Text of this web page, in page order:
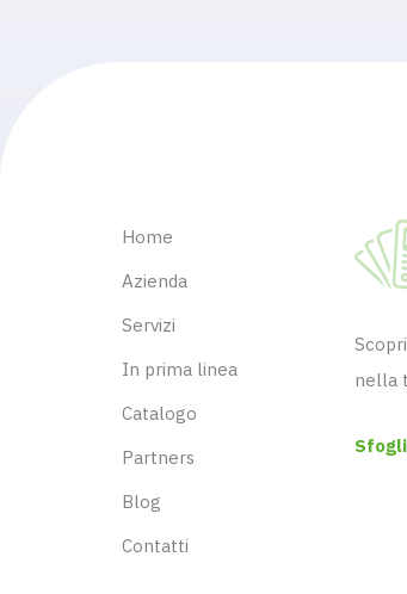
Home
Azienda
Servizi
In prima linea
Catalogo
Partners
Blog
Contatti
nella